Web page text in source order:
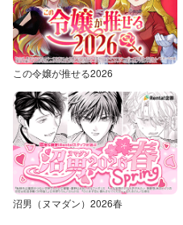
この令嬢が推せる2026
沼男（ヌマダン）2026春